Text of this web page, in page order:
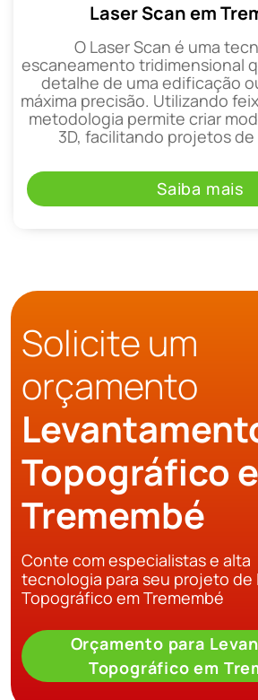
Laser Scan em
O Laser Scan é uma
escaneamento tridimensional
detalhe de uma edificação
máxima precisão. Utilizando
metodologia permite criar
3D, facilitando projetos
Saiba mais
Solicite um
orçamento
Topográfico
Tremembé
Conte com especialistas e alta
tecnologia para seu projeto de
Topográfico em Tremembé
Orçamento para
Topográfico em